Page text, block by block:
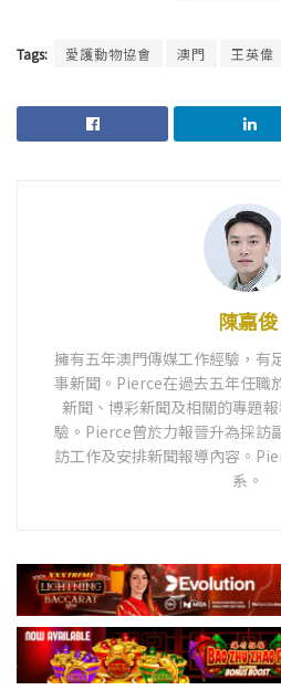
Tags: 愛護動物協會 澳門 王英偉
陳嘉俊
擁有五年澳門傳媒工作經驗，有
事新聞。Pierce在過去五年任職
新聞、博彩新聞及相關的專題
驗。Pierce曾於力報晉升為採訪
訪工作及安排新聞報導內容。
系。